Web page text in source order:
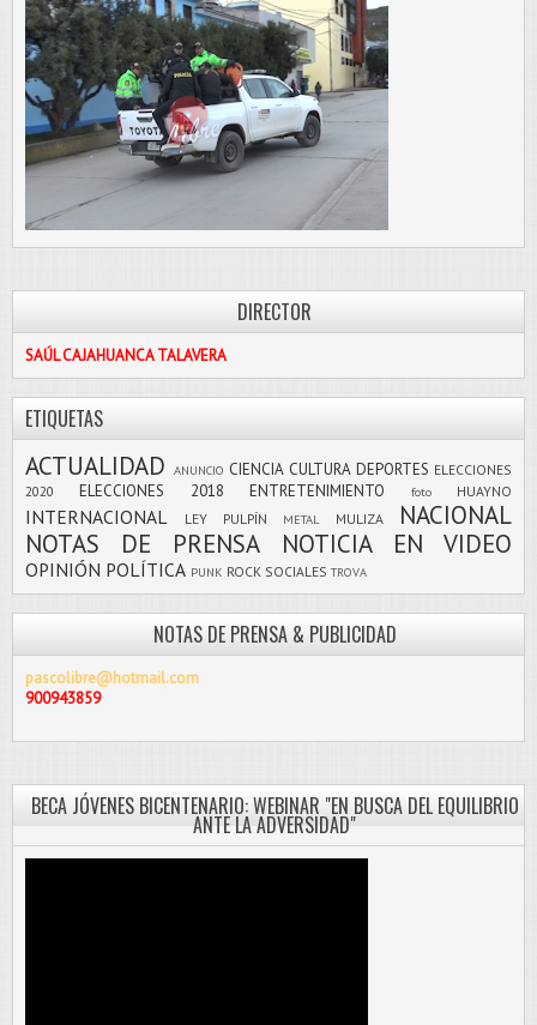
DIRECTOR
SAÚL CAJAHUANCA TALAVERA
ETIQUETAS
ACTUALIDAD ANUNCIO CIENCIA CULTURA DEPORTES ELECCIONES
2020
ELECCIONES 2018 ENTRETENIMIENTO foto HUAYNO
INTERNACIONAL LEY PULPÍN METAL MULIZA
NACIONAL
NOTAS DE PRENSA
NOTICIA EN VIDEO
OPINIÓN POLÍTICA PUNK ROCK SOCIALES TROVA
NOTAS DE PRENSA & PUBLICIDAD
pascolibre@hotmail.com
900943859
BECA JÓVENES BICENTENARIO: WEBINAR "EN BUSCA DEL EQUILIBRIO
ANTE LA ADVERSIDAD"